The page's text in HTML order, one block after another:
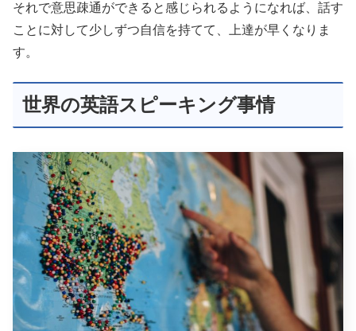
それで意思疎通ができると感じられるようになれば、話す
ことに対して少しずつ自信を持てて、上達が早くなりま
す。
世界の英語スピーキング事情